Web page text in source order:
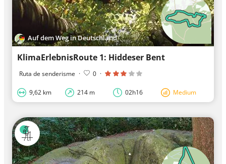
Auf dem Weg in Deutschland
KlimaErlebnisRoute 1: Hiddeser Bent
Ruta de senderisme · 0 ·
9,62 km 214 m 02h16 Medium